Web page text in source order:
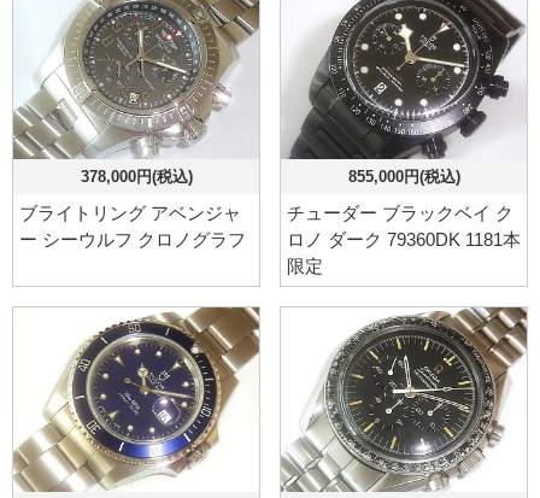
378,000円(税込)
ブライトリング アベンジャ
ー シーウルフ クロノグラフ
855,000円(税込)
チューダー ブラックベイ ク
ロノ ダーク 79360DK 1181本
限定